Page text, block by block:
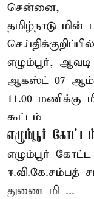
சென்னை,
தமிழ்நாடு மின்
எழும்பூர்,
ஆகஸ்ட் 07 ஆம்
11.00 மணிக்கு
கூட்டம்
எழும்பூர்
எழும்பூர்
ஈ.வி.கே.சம்பத்
துணை மி ...